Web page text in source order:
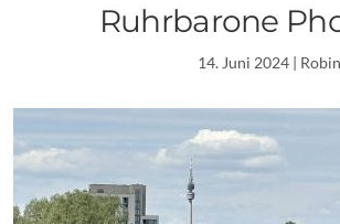
Ruhrbarone
14. Juni 2024 |